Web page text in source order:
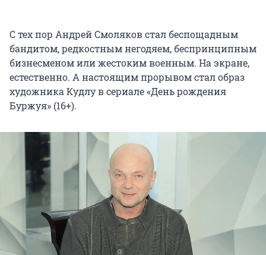
С тех пор Андрей Смоляков стал беспощадным
бандитом, редкостным негодяем, беспринципным
бизнесменом или жестоким военным. На экране,
естественно. А настоящим прорывом стал образ
художника Кудлу в сериале «День рождения
Буржуя» (16+).